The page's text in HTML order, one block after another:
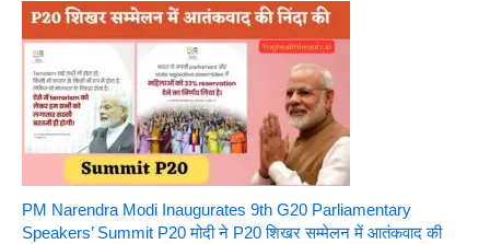
PM Narendra Modi Inaugurates 9th G20 Parliamentary
Speakers’ Summit P20 मोदी ने P20 शिखर सम्मेलन में आतंकवाद की